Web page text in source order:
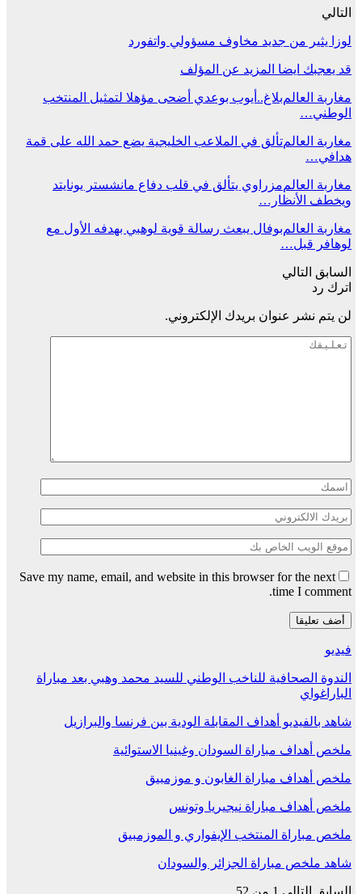
التالي
لوزا يثير من جديد مخاوف مسؤولي واتفورد
قد يعجبك ايضا المزيد عن المؤلف
مغاربة العالمبلاغ..أيوب بوعدي أضحى مؤهلا لتمثيل المنتخب
الوطني…
مغاربة العالمتألق في الملاعب الخليجية يضع حمد الله على قمة
هدافي…
مغاربة العالممزراوي يتألق في قلب دفاع مانشستر يونايتد
ويخطف الأنظار…
مغاربة العالمبوفال يبعث رسالة قوية لوهبي بهدفه الأول مع
لوهافر قبل…
السابق التالي
اترك رد
لن يتم نشر عنوان بريدك الإلكتروني.
Save my name, email, and website in this browser for the next
time I comment.
فيديو
الندوة الصحافية للناخب الوطني للسيد محمد وهبي بعد مباراة
الباراغواي
شاهد بالفيديو أهداف المقابلة الودية بين فرنسا والبرازيل
ملخص أهداف مباراة السودان وغينيا الاستوائية
ملخص أهداف مباراة الغابون و موزمبيق
ملخص أهداف مباراة نيجيريا وتونس
ملخص مباراة المنتخب الإيفواري و الموزمبيق
شاهد ملخص مباراة الجزائر والسودان